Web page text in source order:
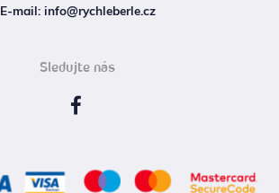
E‑mail: info@rychleberle.cz
Sledujte nás